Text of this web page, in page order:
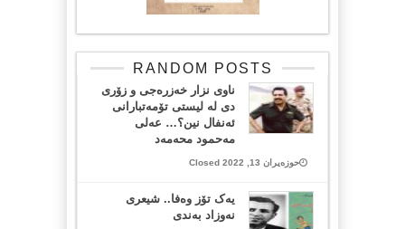
RANDOM POSTS
ناوی نزار خەزرەجی و زۆری
دی لە لیستی تۆمەتبارانی
ئەنفال نین؟… عەلی
مەحمود محەمەد
حوزەیران 13, 2022 Closed
یەک تۆز وەفا.. شیعری
نەوزاد بەندی